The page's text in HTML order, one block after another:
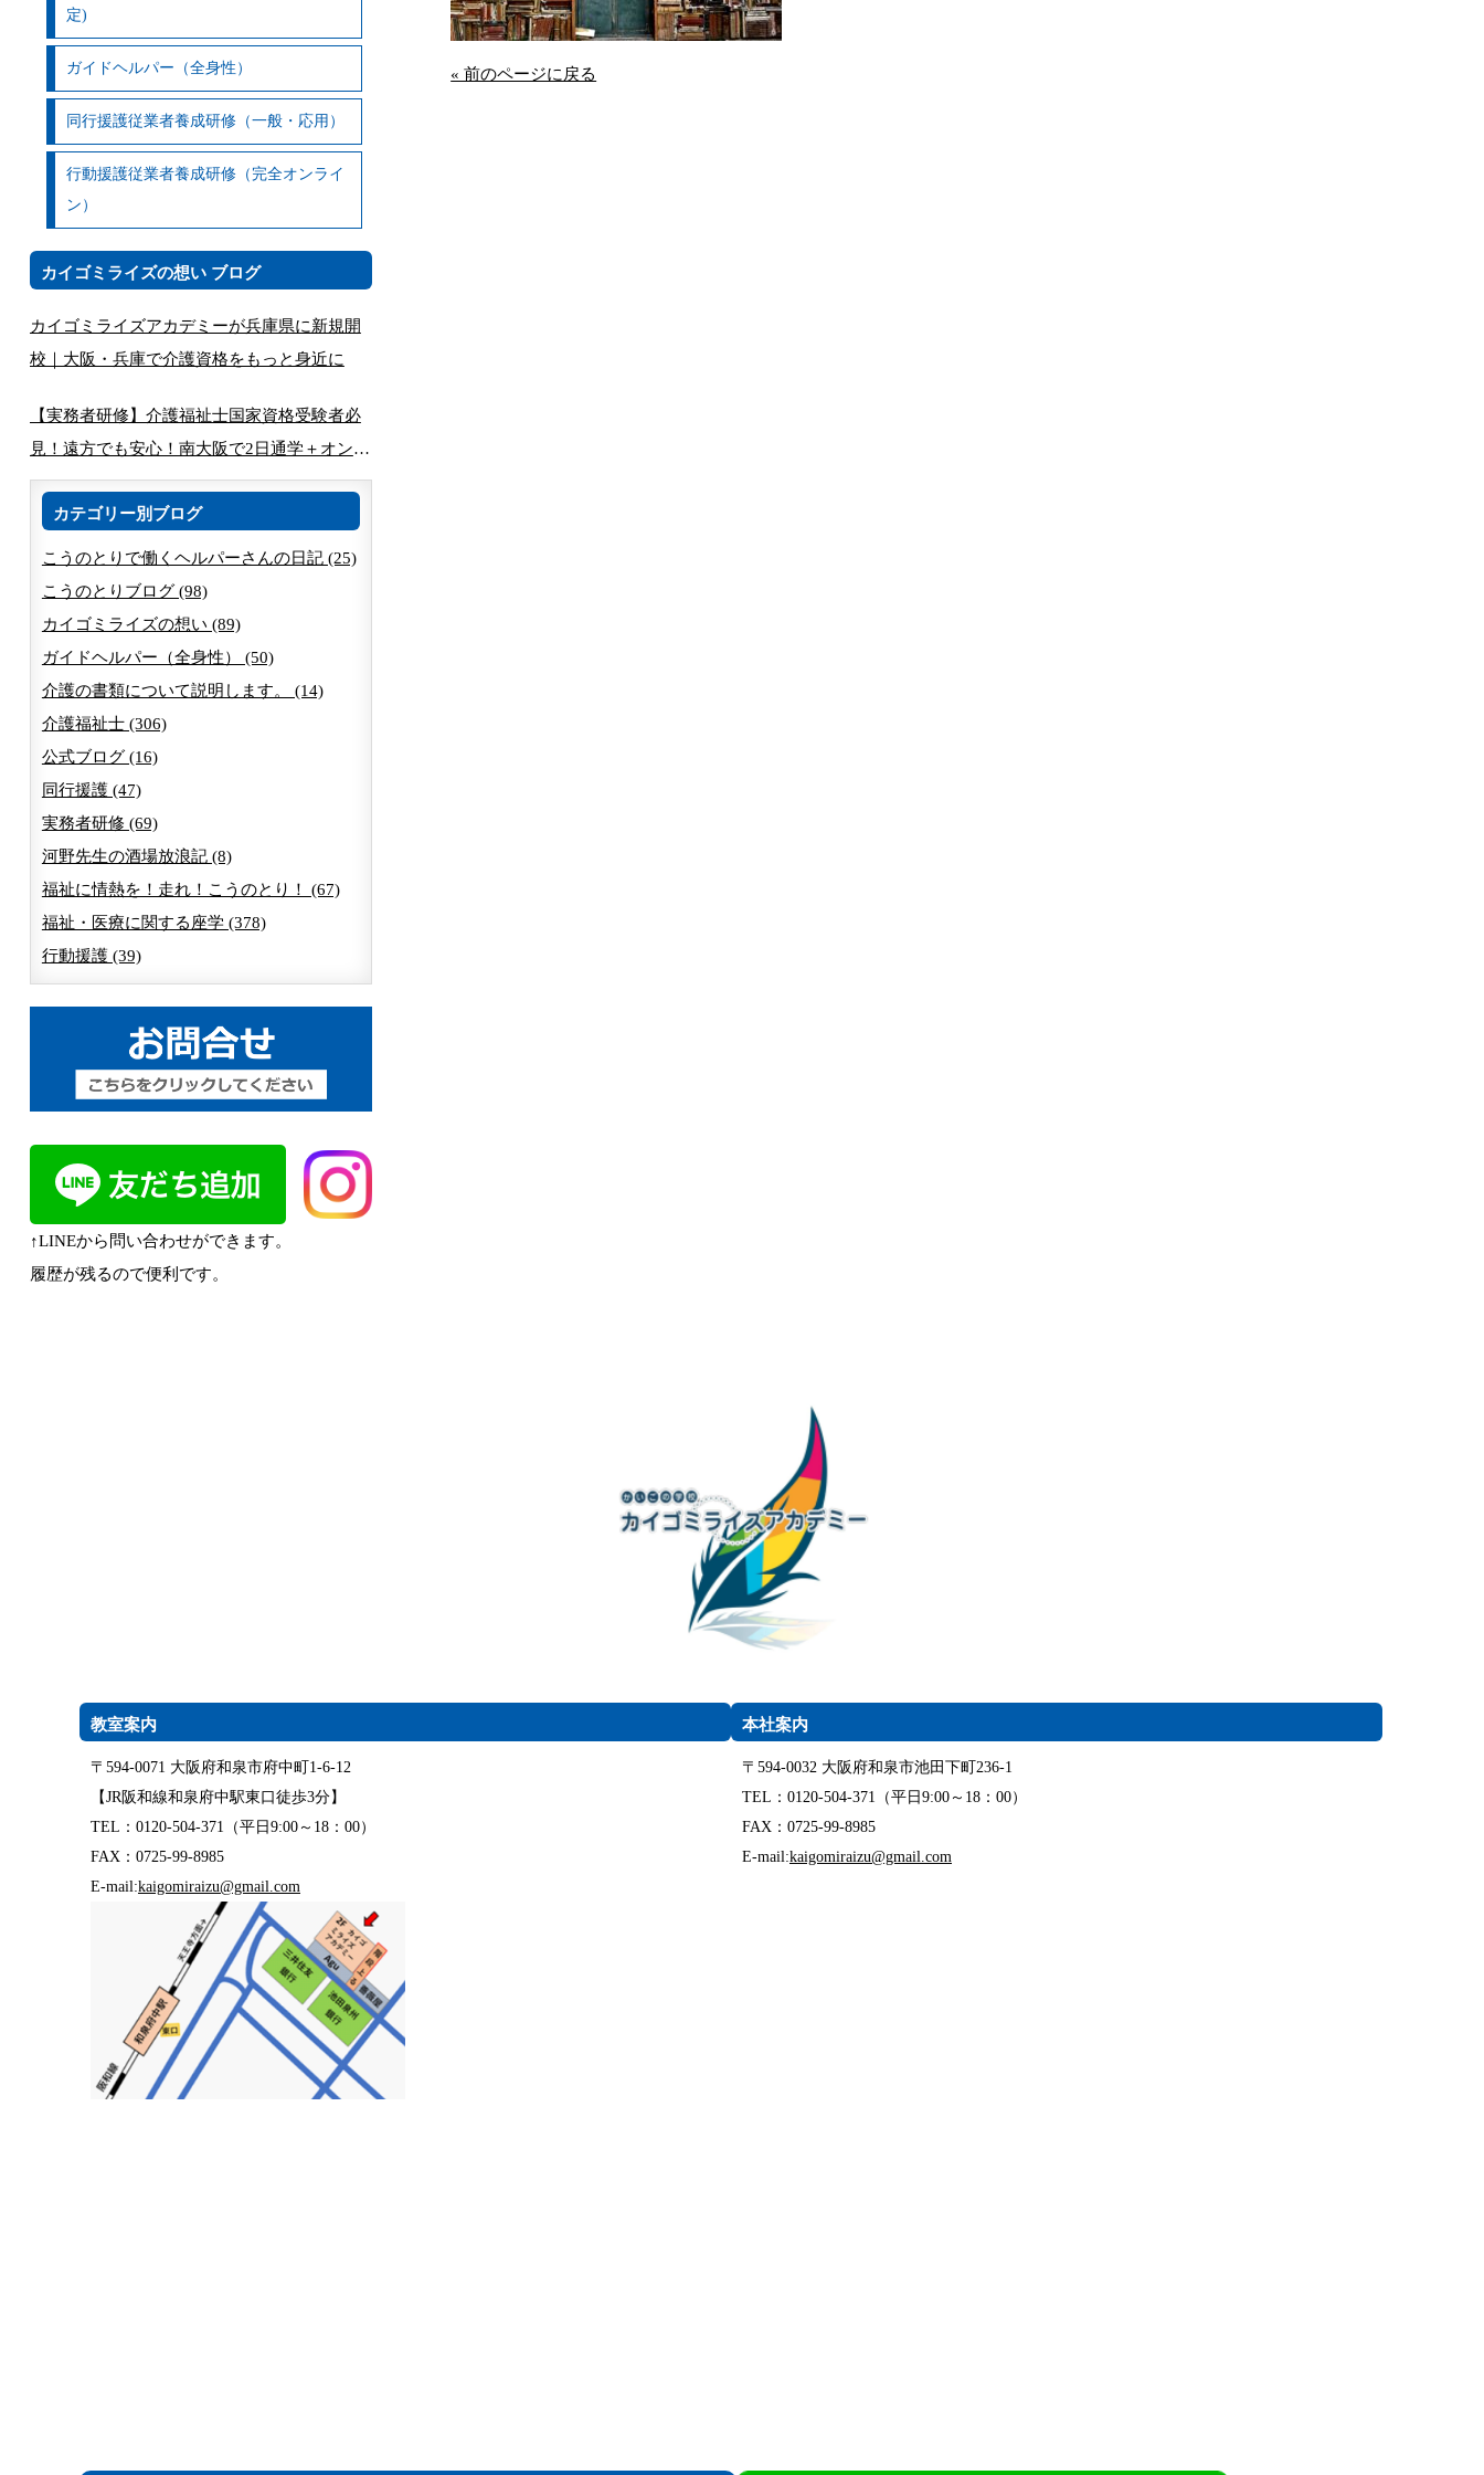
« 前のページに戻る
定)
ガイドヘルパー（全身性）
同行援護従業者養成研修（一般・応用）
行動援護従業者養成研修（完全オンライ
ン）
カイゴミライズの想い ブログ
カイゴミライズアカデミーが兵庫県に新規開
校｜大阪・兵庫で介護資格をもっと身近に
【実務者研修】介護福祉士国家資格受験者必
見！遠方でも安心！南大阪で2日通学＋オンラ
インで完結する講座とは
カテゴリー別ブログ
こうのとりで働くヘルパーさんの日記 (25)
こうのとりブログ (98)
カイゴミライズの想い (89)
ガイドヘルパー（全身性） (50)
介護の書類について説明します。 (14)
介護福祉士 (306)
公式ブログ (16)
同行援護 (47)
実務者研修 (69)
河野先生の酒場放浪記 (8)
福祉に情熱を！走れ！こうのとり！ (67)
福祉・医療に関する座学 (378)
行動援護 (39)
↑LINEから問い合わせができます。
履歴が残るので便利です。
教室案内
〒594-0071 大阪府和泉市府中町1-6-12
【JR阪和線和泉府中駅東口徒歩3分】
TEL：0120-504-371（平日9:00～18：00）
FAX：0725-99-8985
E-mail:kaigomiraizu@gmail.com
本社案内
〒594-0032 大阪府和泉市池田下町236-1
TEL：0120-504-371（平日9:00～18：00）
FAX：0725-99-8985
E-mail:kaigomiraizu@gmail.com